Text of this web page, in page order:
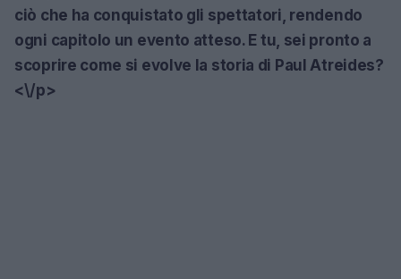
ciò che ha conquistato gli spettatori, rendendo
ogni capitolo un evento atteso. E tu, sei pronto a
scoprire come si evolve la storia di Paul Atreides?
<\/p>